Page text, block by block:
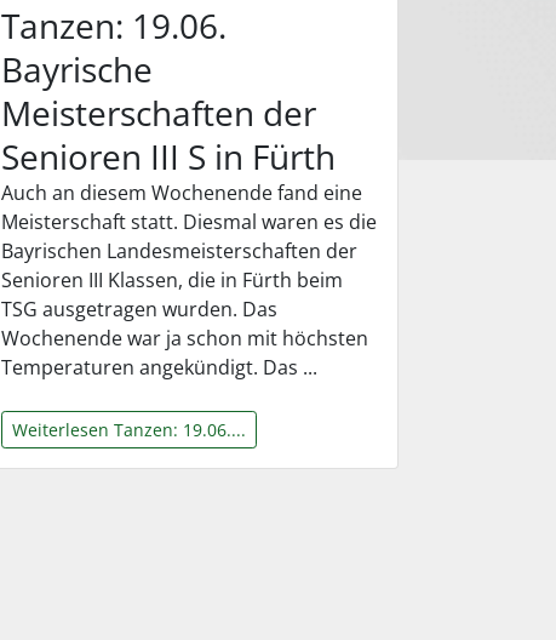
Tanzen: 19.06.
Bayrische
Meisterschaften der
Senioren III S in Fürth
Auch an diesem Wochenende fand eine
Meisterschaft statt. Diesmal waren es die
Bayrischen Landesmeisterschaften der
Senioren III Klassen, die in Fürth beim
TSG ausgetragen wurden. Das
Wochenende war ja schon mit höchsten
Temperaturen angekündigt. Das ...
Weiterlesen Tanzen: 19.06....